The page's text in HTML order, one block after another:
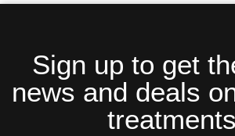
Sign up to get
news and deals